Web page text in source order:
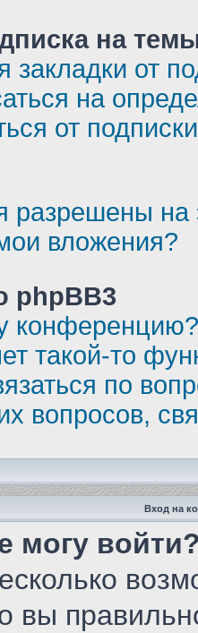
на
закладки от
на
от
разрешены
вложения?
phpBB3
конференцию?
такой-то
по
вопросов,
Вход на
могу
вы